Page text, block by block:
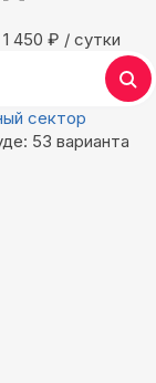
450 ₽ / сутки
сектор
53 варианта